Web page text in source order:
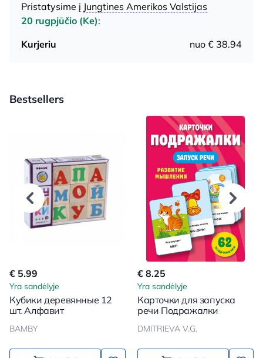
Pristatysime į Jungtines Amerikos Valstijas
20 rugpjūčio (Ke):
Kurjeriu
nuo € 38.94
Bestsellers
€ 5.99
Yra sandėlyje
Кубики деревянные 12
шт. Алфавит
BAMBY
€ 8.25
Yra sandėlyje
Карточки для запуска
речи Подражалки
DMITRIEVA V.G.